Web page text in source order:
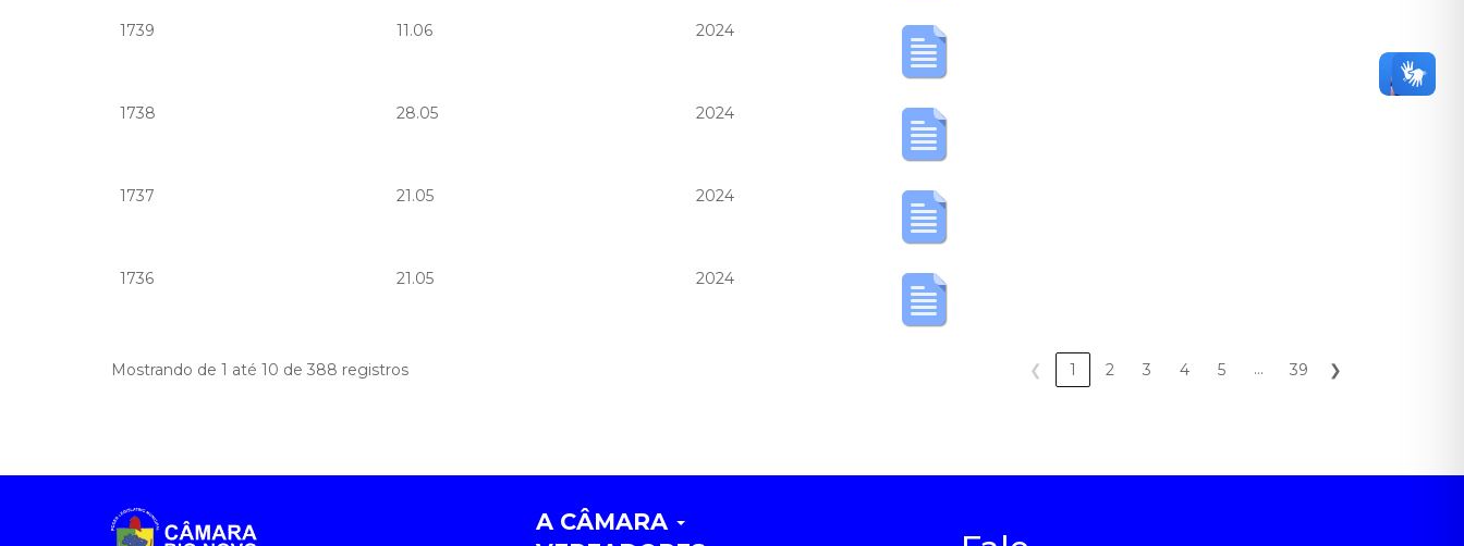
1739 11.06 2024
1738 28.05 2024
1737 21.05 2024
1736 21.05 2024
Mostrando de 1 até 10 de 388 registros ❮ 1 2 3 4 5 … 39 ❯
A CÂMARA